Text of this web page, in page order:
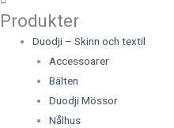
Produkter
Duodji – Skinn och textil
Accessoarer
Bälten
Duodji Mössor
Nålhus